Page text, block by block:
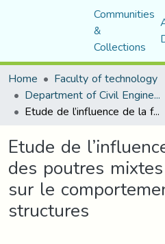
Communities
&
Collections
Home
Faculty of technology
Department of Civil Engineering
Etude de l’influence de la forme des poutres mixtes (Acier-Béton) sur le comportement des structures
Etude de
des poutres
sur le
structures